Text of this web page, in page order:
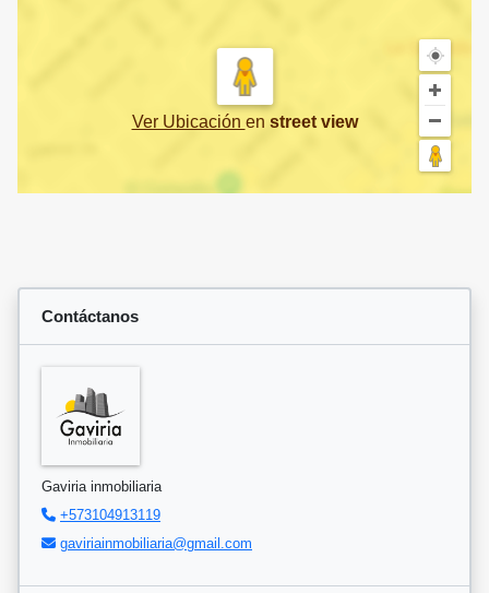
Ver Ubicación en street view
Contáctanos
Gaviria inmobiliaria
+573104913119
gaviriainmobiliaria@gmail.com